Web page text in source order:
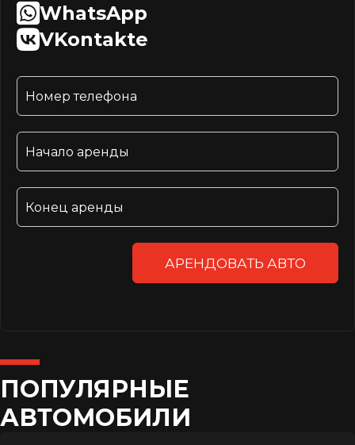
WhatsApp
VKontakte
АРЕНДОВАТЬ АВТО
ПОПУЛЯРНЫЕ
АВТОМОБИЛИ